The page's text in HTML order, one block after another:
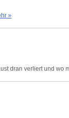
»
dran verliert und